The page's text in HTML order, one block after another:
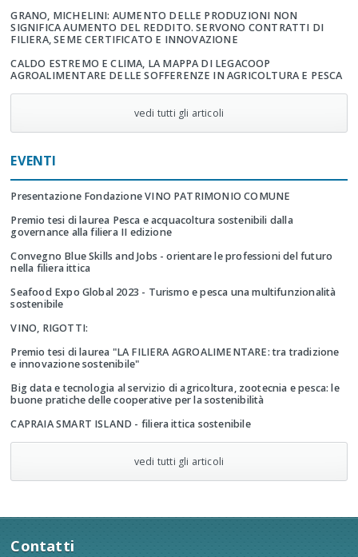
GRANO, MICHELINI: AUMENTO DELLE PRODUZIONI NON
SIGNIFICA AUMENTO DEL REDDITO. SERVONO CONTRATTI DI
FILIERA, SEME CERTIFICATO E INNOVAZIONE
CALDO ESTREMO E CLIMA, LA MAPPA DI LEGACOOP
AGROALIMENTARE DELLE SOFFERENZE IN AGRICOLTURA E PESCA
vedi tutti gli articoli
EVENTI
Presentazione Fondazione VINO PATRIMONIO COMUNE
Premio tesi di laurea Pesca e acquacoltura sostenibili dalla
governance alla filiera II edizione
Convegno Blue Skills and Jobs - orientare le professioni del futuro
nella filiera ittica
Seafood Expo Global 2023 - Turismo e pesca una multifunzionalità
sostenibile
VINO, RIGOTTI:
Premio tesi di laurea "LA FILIERA AGROALIMENTARE: tra tradizione
e innovazione sostenibile"
Big data e tecnologia al servizio di agricoltura, zootecnia e pesca: le
buone pratiche delle cooperative per la sostenibilità
CAPRAIA SMART ISLAND - filiera ittica sostenibile
vedi tutti gli articoli
Contatti